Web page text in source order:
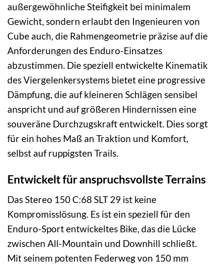
außergewöhnliche Steifigkeit bei minimalem
Gewicht, sondern erlaubt den Ingenieuren von
Cube auch, die Rahmengeometrie präzise auf die
Anforderungen des Enduro-Einsatzes
abzustimmen. Die speziell entwickelte Kinematik
des Viergelenkersystems bietet eine progressive
Dämpfung, die auf kleineren Schlägen sensibel
anspricht und auf größeren Hindernissen eine
souveräne Durchzugskraft entwickelt. Dies sorgt
für ein hohes Maß an Traktion und Komfort,
selbst auf ruppigsten Trails.
Entwickelt für anspruchsvollste Terrains
Das Stereo 150 C:68 SLT 29 ist keine
Kompromisslösung. Es ist ein speziell für den
Enduro-Sport entwickeltes Bike, das die Lücke
zwischen All-Mountain und Downhill schließt.
Mit seinem potenten Federweg von 150 mm